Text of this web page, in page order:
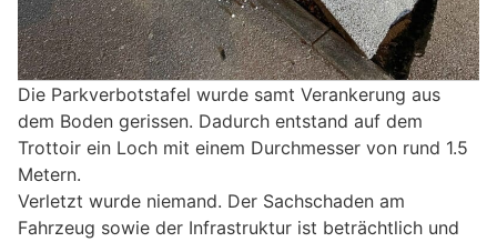
Die Parkverbotstafel wurde samt Verankerung aus
dem Boden gerissen. Dadurch entstand auf dem
Trottoir ein Loch mit einem Durchmesser von rund 1.5
Metern.
Verletzt wurde niemand. Der Sachschaden am
Fahrzeug sowie der Infrastruktur ist beträchtlich und